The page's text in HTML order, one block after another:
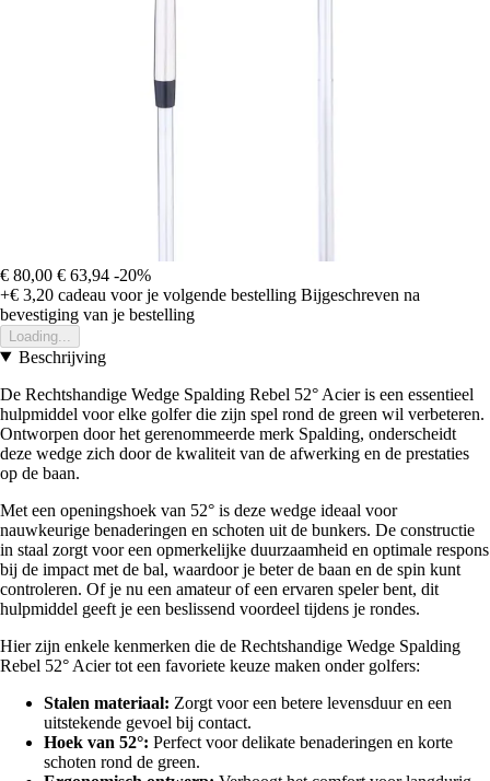
€ 80,00 € 63,94 -20%
+€ 3,20 cadeau voor je volgende bestelling Bijgeschreven na
bevestiging van je bestelling
Loading...
Beschrijving
De Rechtshandige Wedge Spalding Rebel 52° Acier is een essentieel
hulpmiddel voor elke golfer die zijn spel rond de green wil verbeteren.
Ontworpen door het gerenommeerde merk Spalding, onderscheidt
deze wedge zich door de kwaliteit van de afwerking en de prestaties
op de baan.
Met een openingshoek van 52° is deze wedge ideaal voor
nauwkeurige benaderingen en schoten uit de bunkers. De constructie
in staal zorgt voor een opmerkelijke duurzaamheid en optimale respons
bij de impact met de bal, waardoor je beter de baan en de spin kunt
controleren. Of je nu een amateur of een ervaren speler bent, dit
hulpmiddel geeft je een beslissend voordeel tijdens je rondes.
Hier zijn enkele kenmerken die de Rechtshandige Wedge Spalding
Rebel 52° Acier tot een favoriete keuze maken onder golfers:
Stalen materiaal: Zorgt voor een betere levensduur en een
uitstekende gevoel bij contact.
Hoek van 52°: Perfect voor delikate benaderingen en korte
schoten rond de green.